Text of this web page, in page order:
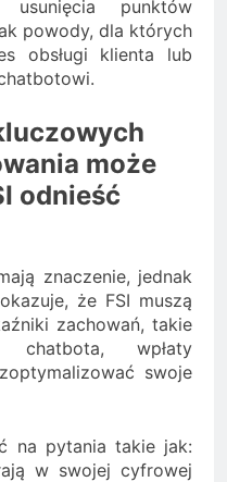
punktów
powody, dla których
obsługi klienta lub
może
odnieść
znaczenie, jednak
że FSI muszą
zachowań, takie
wpłaty
swoje
na pytania takie jak:
w swojej cyfrowej